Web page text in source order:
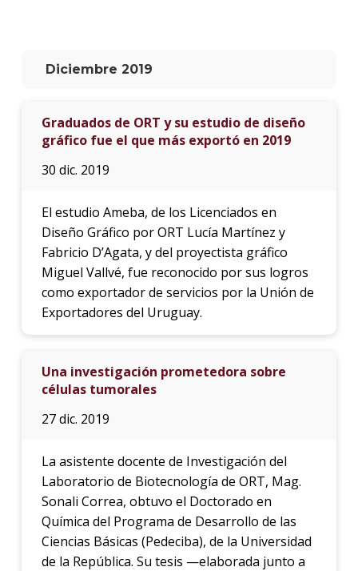
Diciembre 2019
Graduados de ORT y su estudio de diseño
gráfico fue el que más exportó en 2019
30 dic. 2019
El estudio Ameba, de los Licenciados en
Diseño Gráfico por ORT Lucía Martínez y
Fabricio D’Agata, y del proyectista gráfico
Miguel Vallvé, fue reconocido por sus logros
como exportador de servicios por la Unión de
Exportadores del Uruguay.
Una investigación prometedora sobre
células tumorales
27 dic. 2019
La asistente docente de Investigación del
Laboratorio de Biotecnología de ORT, Mag.
Sonali Correa, obtuvo el Doctorado en
Química del Programa de Desarrollo de las
Ciencias Básicas (Pedeciba), de la Universidad
de la República. Su tesis —elaborada junto a